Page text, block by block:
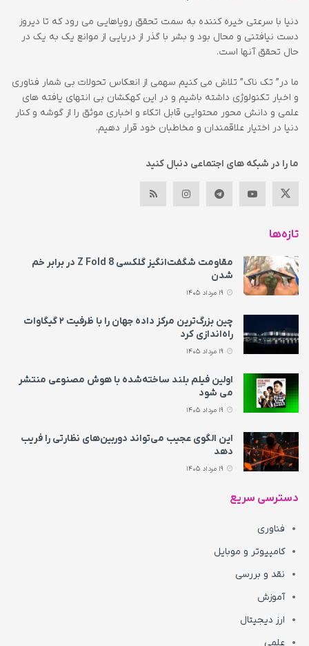
دنیا با سرعتی خیره کننده به سمت تحقق رویاهایی می رود که تا دیروز
دست نیافتنی و محال بود و بشر با گذر از دریایی از موانع یک به یک در
حال تحقق آنها است.
ما در” تک ناک” تلاش می کنیم سهمی از انعکاس تحولات بی شمار فناوری
و اخبار تکنولوژی داشته باشیم و در این کهکشان بی انتهای یافته های
علمی و دانش محور محتوایی قابل اتکاء و اخباری موثق را از گوشه و کنار
دنیا در اختیار علاقمندان و مخاطبان خود قرار دهیم.
ما را در شبکه های اجتماعی دنبال کنید
تازه‌ها
مقاومت شگفت‌انگیز گلکسی Z Fold 8 در برابر خم
شدن
چین بزرگ‌ترین مرکز داده جهان را با ظرفیت ۲ گیگاوات
راه‌اندازی کرد
اولین فیلم بلند ساخته‌شده با هوش مصنوعی منتشر
می‌ شود
این الگوی عجیب می‌تواند دوربین‌های نظارتی را فریب
دهد
دسترسی سریع
فناوری
کامپیوتر و موبایل
نقد و بررسی
آموزش
ارز دیجیتال
علمی